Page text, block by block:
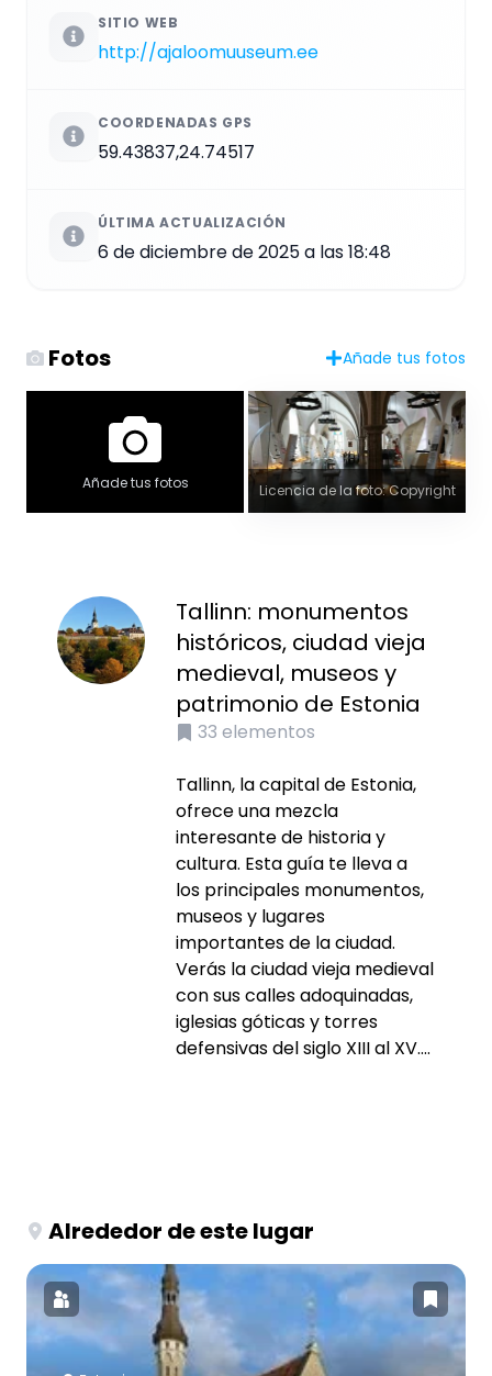
SITIO WEB
http://ajaloomuuseum.ee
COORDENADAS GPS
59.43837,24.74517
ÚLTIMA ACTUALIZACIÓN
6 de diciembre de 2025 a las 18:48
Fotos Añade tus fotos
Añade tus fotos Licencia de la foto: Copyright
Tallinn: monumentos
históricos, ciudad vieja
medieval, museos y
patrimonio de Estonia
33 elementos
Tallinn, la capital de Estonia,
ofrece una mezcla
interesante de historia y
cultura. Esta guía te lleva a
los principales monumentos,
museos y lugares
importantes de la ciudad.
Verás la ciudad vieja medieval
con sus calles adoquinadas,
iglesias góticas y torres
defensivas del siglo XIII al XV....
Alrededor de este lugar